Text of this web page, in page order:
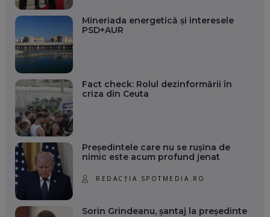
Mineriada energetică și interesele
PSD+AUR
Fact check: Rolul dezinformării în
criza din Ceuta
Președintele care nu se rușina de
nimic este acum profund jenat
REDACȚIA SPOTMEDIA.RO
Sorin Grindeanu, șantaj la președinte